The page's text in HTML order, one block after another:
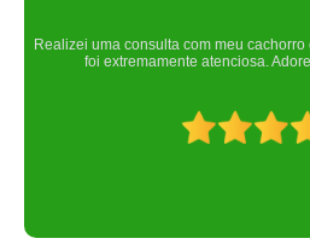
Um lugar maravilhoso. Sempre serei